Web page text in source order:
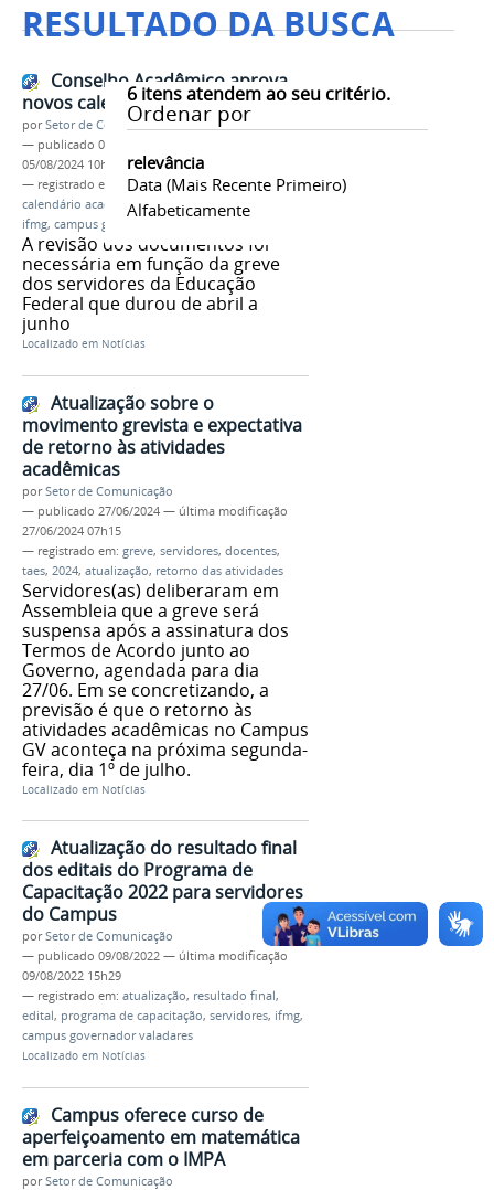
RESULTADO DA BUSCA
6itens atendem ao seu critério.
Ordenar por
relevância
Data (mais Recente Primeiro)
Alfabeticamente
Conselho Acadêmico aprova
novos calendários 2024 pós-greve
porSetor de Comunicação
— publicado 03/08/2024
05/08/2024 10h55
— registrado em:
atualização ,novos calendários,
calendário acadêmico 2024 , pós-greve,
ifmg, campus governador valadares
A revisão dos documentos foi
necessária em função da greve
dos servidores da Educação
Federal que durou de abril a
junho
Localizado em Notícias
Atualização sobre o
movimento grevista e expectativa
de retorno às atividades
acadêmicas
porSetor de Comunicação
— publicado 27/06/2024 — última modificação
27/06/2024 07h15
— registrado em: greve, servidores, docentes,
taes, 2024, atualização, retorno das atividades
Servidores(as) deliberaram em
Assembleia que a greve será
suspensa após a assinatura dos
Termos de Acordo junto ao
Governo, agendada para dia
27/06. Em se concretizando, a
previsão é que o retorno às
atividades acadêmicas no Campus
GV aconteça na próxima segunda-
feira, dia 1º de julho.
Localizado em Notícias
Atualização do resultado final
dos editais do Programa de
Capacitação 2022 para servidores
do Campus
porSetor de Comunicação
— publicado 09/08/2022 — última modificação
09/08/2022 15h29
— registrado em: atualização, resultado final,
edital, programa de capacitação, servidores, ifmg,
campus governador valadares
Localizado em Notícias
Campus oferece curso de
aperfeiçoamento em matemática
em parceria com o IMPA
porSetor de Comunicação